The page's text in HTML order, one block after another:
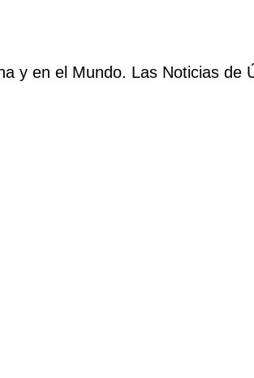
y en el Mundo. Las Noticias de